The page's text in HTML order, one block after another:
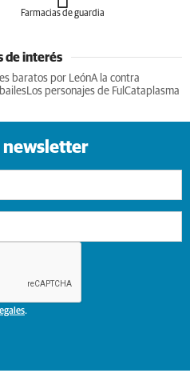
Farmacias de guardia
de interés
baratos por LeónA la contra
Los personajes de Ful Cataplasma
newsletter
.